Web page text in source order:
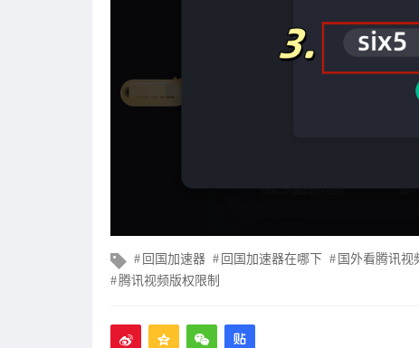
文
章
标
回国加速器 回国加速器在哪下 国外看腾讯视
腾讯视频版权限制